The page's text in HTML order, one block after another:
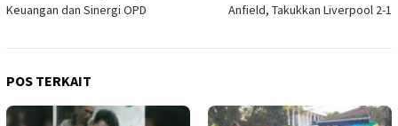
Keuangan dan Sinergi OPD
Anfield, Takukkan Liverpool 2-1
POS TERKAIT